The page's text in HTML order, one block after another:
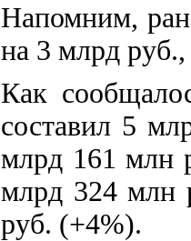
Напомним,
на 3 млрд
Как
составил 5
млрд 161 млн
млрд 324 млн
руб. (+4%).